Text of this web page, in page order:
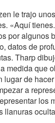
le trajo
«Aquí
por algunos
datos de
Tharp
medida que
lugar de
a
los
llanuras